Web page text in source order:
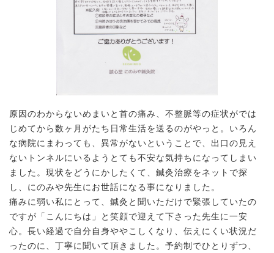
原因のわからないめまいと首の痛み、不整脈等の症状がでは
じめてから数ヶ月がたち日常生活を送るのがやっと。いろん
な病院にまわっても、異常がないということで、出口の見え
ないトンネルにいるようとても不安な気持ちになってしまい
ました。現状をどうにかしたくて、鍼灸治療をネットで探
し、にのみや先生にお世話になる事になりました。
痛みに弱い私にとって、鍼灸と聞いただけで緊張していたの
ですが「こんにちは」と笑顔で迎えて下さった先生に一安
心。長い経過で自分自身ややこしくなり、伝えにくい状況だ
ったのに、丁寧に聞いて頂きました。予約制でひとりずつ、